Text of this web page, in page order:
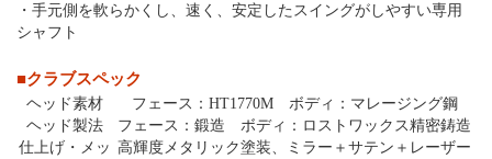
・手元側を軟らかくし、速く、安定したスイングがしやすい専用
シャフト
■クラブスペック
ヘッド素材
フェース：HT1770M ボディ：マレージング鋼
ヘッド製法
フェース：鍛造 ボディ：ロストワックス精密鋳造
仕上げ・メッ 高輝度メタリック塗装、ミラー＋サテン＋レーザー